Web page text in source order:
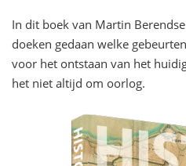
In dit boek van Martin
doeken gedaan welke
voor het ontstaan van het
het niet altijd om oorlog.